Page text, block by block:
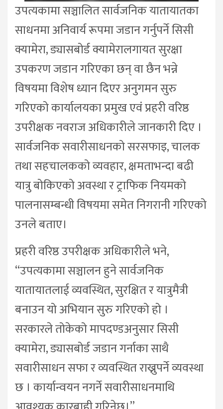
उपत्यकामा सञ्चालित सार्वजनिक यातायातका
साधनमा अनिवार्य रूपमा जडान गर्नुपर्ने सिसी
क्यामेरा, ड्यासबोर्ड क्यामेरालगायत सुरक्षा
उपकरण जडान गरिएका छन् वा छैन भन्ने
विषयमा विशेष ध्यान दिएर अनुगमन सुरु
गरिएको कार्यालयका प्रमुख एवं प्रहरी वरिष्ठ
उपरीक्षक नवराज अधिकारीले जानकारी दिए ।
सार्वजनिक सवारीसाधनको सरसफाइ, चालक
तथा सहचालकको व्यवहार, क्षमताभन्दा बढी
यात्रु बोकिएको अवस्था र ट्राफिक नियमको
पालनासम्बन्धी विषयमा समेत निगरानी गरिएको
उनले बताए।
प्रहरी वरिष्ठ उपरीक्षक अधिकारीले भने,
“उपत्यकामा सञ्चालन हुने सार्वजनिक
यातायातलाई व्यवस्थित, सुरक्षित र यात्रुमैत्री
बनाउन यो अभियान सुरु गरिएको हो ।
सरकारले तोकेको मापदण्डअनुसार सिसी
क्यामेरा, ड्यासबोर्ड जडान गर्नाका साथै
सवारीसाधन सफा र व्यवस्थित राख्नुपर्ने व्यवस्था
छ । कार्यान्वयन नगर्ने सवारीसाधनमाथि